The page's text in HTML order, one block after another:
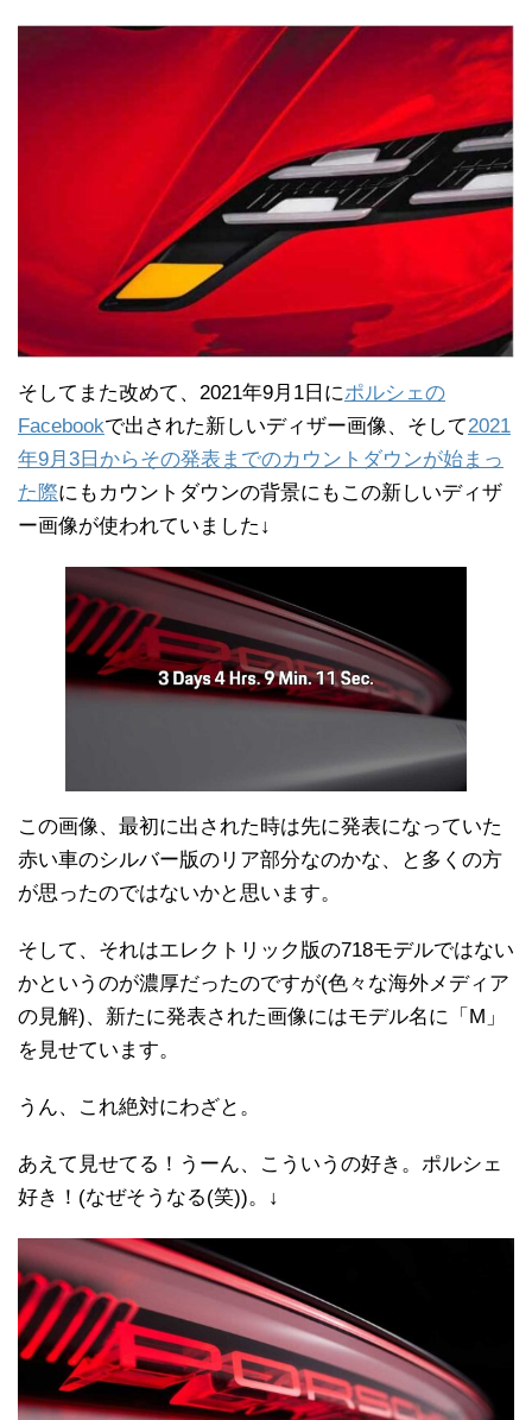
そしてまた改めて、2021年9月1日にポルシェの
Facebookで出された新しいディザー画像、そして2021
年9月3日からその発表までのカウントダウンが始まっ
た際にもカウントダウンの背景にもこの新しいディザ
ー画像が使われていました↓
この画像、最初に出された時は先に発表になっていた
赤い車のシルバー版のリア部分なのかな、と多くの方
が思ったのではないかと思います。
そして、それはエレクトリック版の718モデルではない
かというのが濃厚だったのですが(色々な海外メディア
の見解)、新たに発表された画像にはモデル名に「M」
を見せています。
うん、これ絶対にわざと。
あえて見せてる！うーん、こういうの好き。ポルシェ
好き！(なぜそうなる(笑))。↓